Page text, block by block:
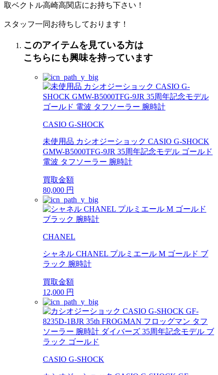
取ベクトル高崎高関店にお持ち下さい！
スタッフ一同お待ちしております！
このアイテムを見ている方は
こちらにも興味を持っています
CASIO G-SHOCK
未使用品 カシオジーショック CASIO G-SHOCK
GMW-B5000TFG-9JR 35周年記念モデル ゴールド
電波 タフソーラー 腕時計
買取金額
80,000 円
CHANEL
シャネル CHANEL プルミエール M ゴールド ブ
ラック 腕時計
買取金額
12,000 円
CASIO G-SHOCK